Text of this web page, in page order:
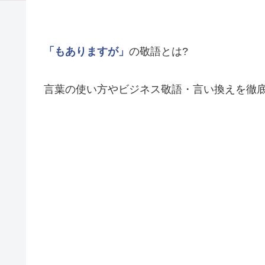
「もありますが」 の敬語とは?
言葉の使い方やビジネス敬語・言い換えを徹